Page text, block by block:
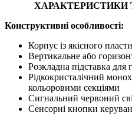
ХАРАКТЕРИСТИКИ
Конструктивні особливості:
Корпус із якісного
Вертикальне або
Розкладна підставка для
Рідкокристалічний
кольоровими секціями
Сигнальний червоний
Сенсорні кнопки